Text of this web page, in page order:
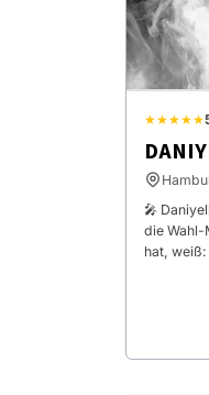
★★★★★
🎤
die Wahl-
hat,